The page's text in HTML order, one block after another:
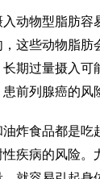
入动物型脂肪容
这些动物脂肪
期过量摄入
前列腺癌的风
炸食品都是吃
性疾病的风险